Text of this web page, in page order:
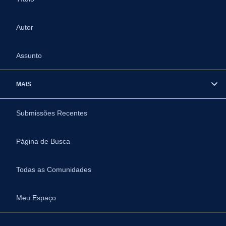
Autor
Assunto
MAIS
Submissões Recentes
Página de Busca
Todas as Comunidades
Meu Espaço